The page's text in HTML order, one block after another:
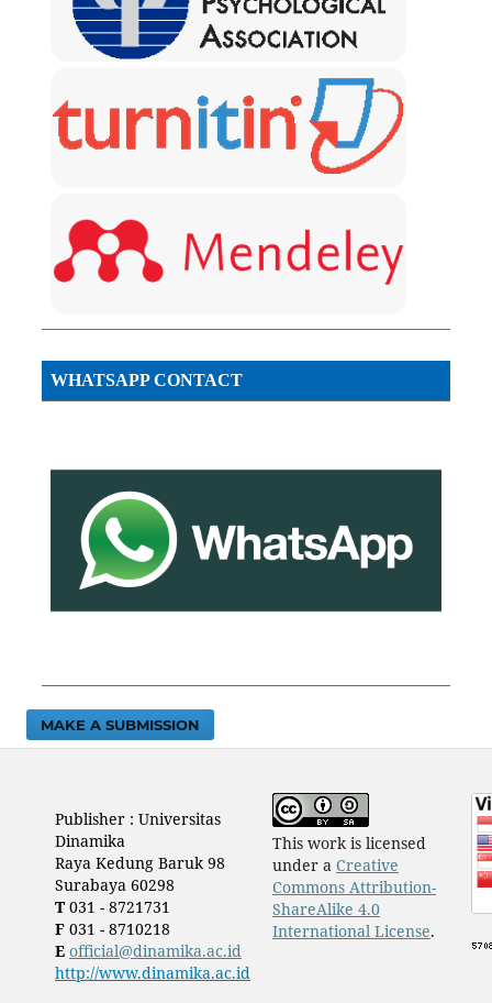
WHATSAPP CONTACT
MAKE A SUBMISSION
Publisher : Universitas
Dinamika
Raya Kedung Baruk 98
Surabaya 60298
T031 - 8721731
F031 - 8710218
E official@dinamika.ac.id
http://www.dinamika.ac.id
This work is licensed
under a Creative
Commons Attribution-
ShareAlike 4.0
International License.